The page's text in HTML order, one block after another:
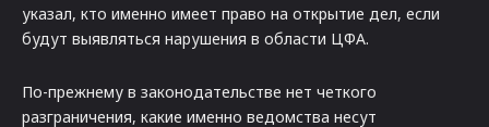
указал, кто именно имеет право на открытие дел, если
будут выявляться нарушения в области ЦФА.
По-прежнему в законодательстве нет четкого
разграничения, какие именно ведомства несут